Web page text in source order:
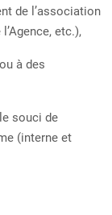
de l’association
etc.),
à des
souci de
(interne et